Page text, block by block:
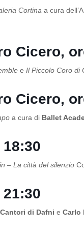
Cortina a cura
Cicero,
e Il Piccolo Coro di
Cicero,
a cura di Ballet
– La città del silenzio
di Dafni e Carlo